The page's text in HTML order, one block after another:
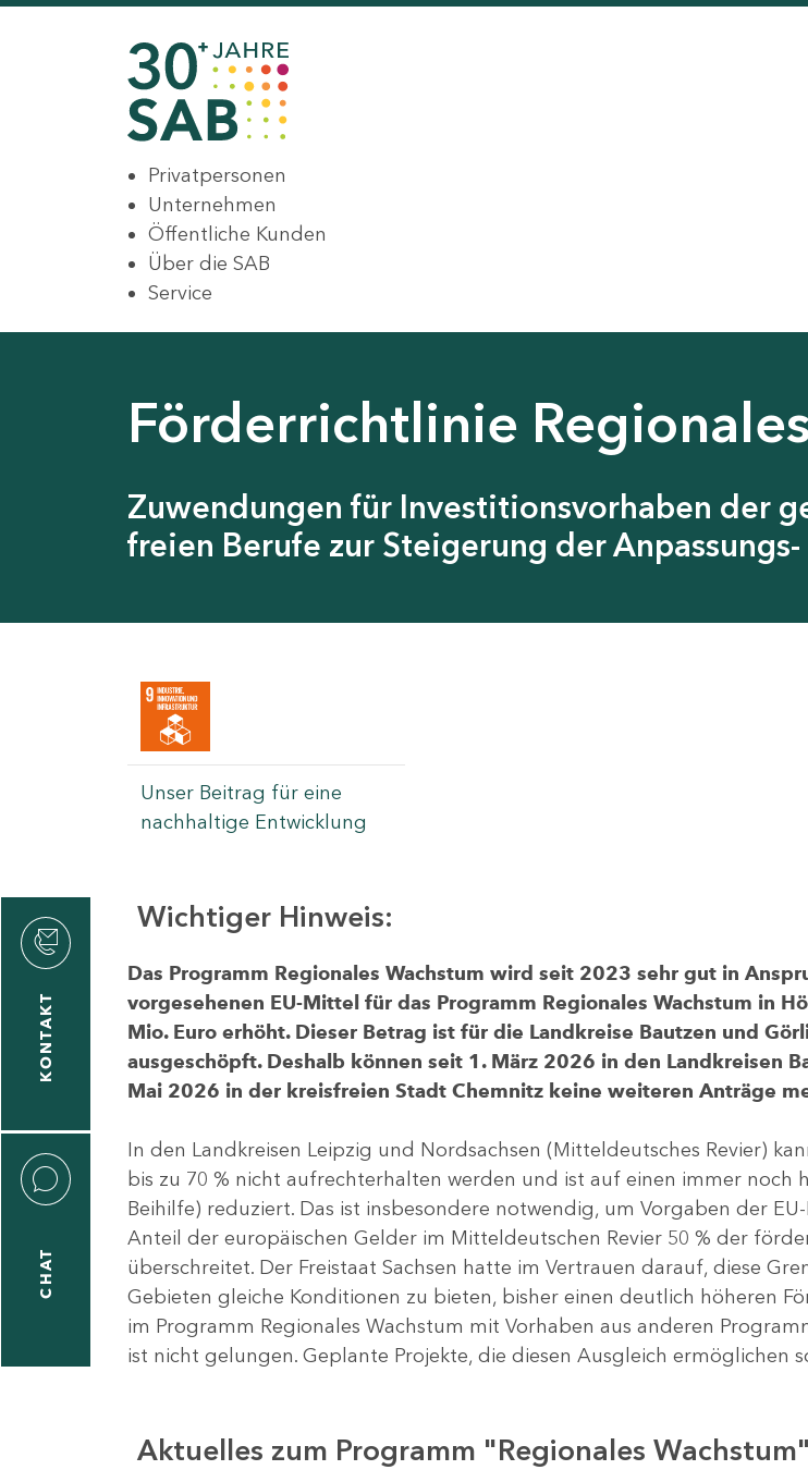
Privatpersonen
Unternehmen
Öffentliche Kunden
Über die SAB
Service
Förderrichtlinie
Zuwendungen für Investitionsvorhaben der
freien Berufe zur Steigerung der
Unser Beitrag für eine
nachhaltige Entwicklung
KONTAKT
CHAT
Wichtiger Hinweis:
Das Programm Regionales Wachstum wird seit 2023 sehr gut in
vorgesehenen EU-Mittel für das Programm Regionales Wachstum in
Mio. Euro erhöht. Dieser Betrag ist für die Landkreise Bautzen und
ausgeschöpft. Deshalb können seit 1. März 2026 in den Landkreisen
Mai 2026 in der kreisfreien Stadt Chemnitz keine weiteren Anträge
In den Landkreisen Leipzig und Nordsachsen (Mitteldeutsches Revier)
bis zu 70 % nicht aufrechterhalten werden und ist auf einen immer noch
Beihilfe) reduziert. Das ist insbesondere notwendig, um Vorgaben der
Anteil der europäischen Gelder im Mitteldeutschen Revier 50 % der
überschreitet. Der Freistaat Sachsen hatte im Vertrauen darauf, diese
Gebieten gleiche Konditionen zu bieten, bisher einen deutlich höheren
im Programm Regionales Wachstum mit Vorhaben aus anderen
ist nicht gelungen. Geplante Projekte, die diesen Ausgleich ermöglichen
Aktuelles zum Programm "Regionales Wachstum"